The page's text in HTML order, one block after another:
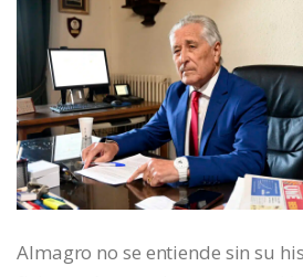
Almagro no se entiende sin su